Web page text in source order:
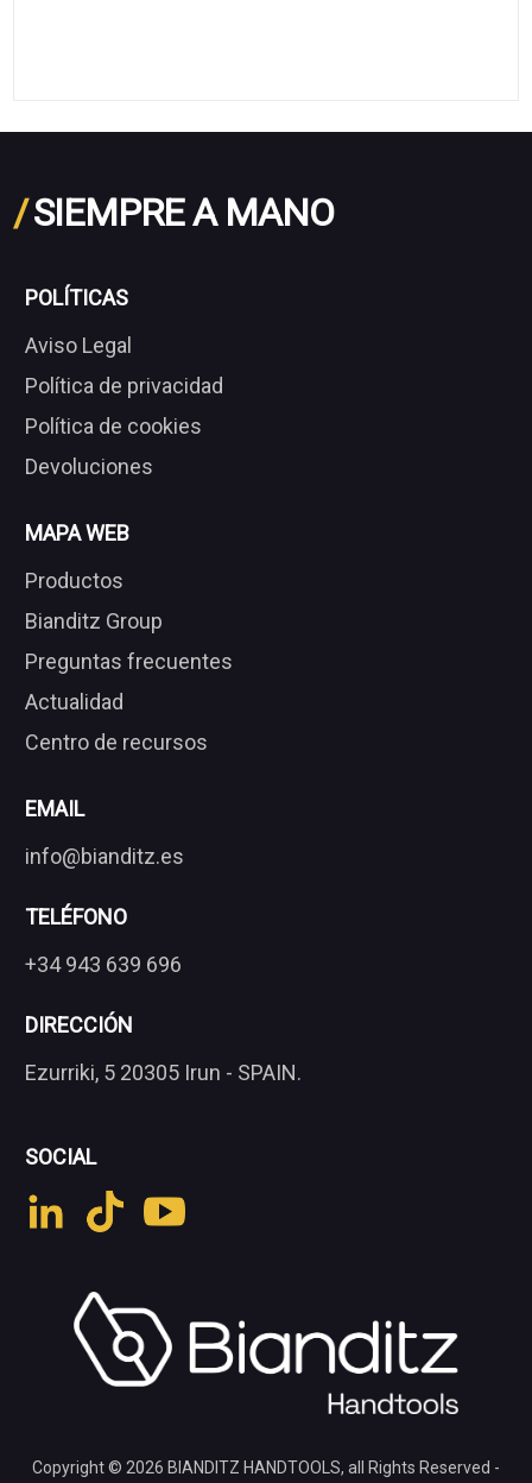
/SIEMPRE A MANO
POLÍTICAS
Aviso Legal
Política de privacidad
Política de cookies
Devoluciones
MAPA WEB
Productos
Bianditz Group
Preguntas frecuentes
Actualidad
Centro de recursos
EMAIL
info@bianditz.es
TELÉFONO
+34 943 639 696
DIRECCIÓN
Ezurriki, 5 20305 Irun - SPAIN.
SOCIAL
Copyright © 2026 BIANDITZ HANDTOOLS, all Rights Reserved -